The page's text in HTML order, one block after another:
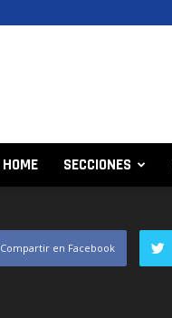
HOME SECCIONES
Compartir en Facebook